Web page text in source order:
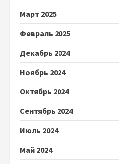
Март 2025
Февраль 2025
Декабрь 2024
Ноябрь 2024
Октябрь 2024
Сентябрь 2024
Июль 2024
Май 2024